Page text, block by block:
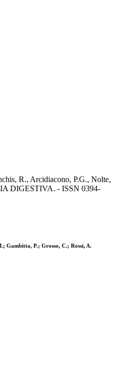
R., Arcidiacono, P.G., Nolte,
DIGESTIVA. - ISSN 0394-
Gambitta, P.; Grosso, C.; Rossi, A.